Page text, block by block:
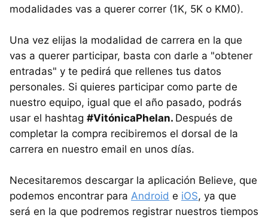
modalidades vas a querer correr (1K, 5K o KM0).
Una vez elijas la modalidad de carrera en la que
vas a querer participar, basta con darle a "obtener
entradas" y te pedirá que rellenes tus datos
personales. Si quieres participar como parte de
nuestro equipo, igual que el año pasado, podrás
usar el hashtag #VitónicaPhelan. Después de
completar la compra recibiremos el dorsal de la
carrera en nuestro email en unos días.
Necesitaremos descargar la aplicación Believe, que
podemos encontrar para Android e iOS, ya que
será en la que podremos registrar nuestros tiempos